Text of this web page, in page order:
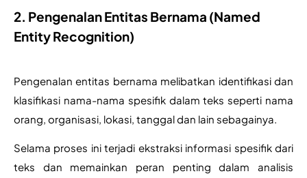
2. Pengenalan Entitas Bernama (Named
Entity Recognition)
Pengenalan entitas bernama melibatkan identifikasi dan
klasifikasi nama-nama spesifik dalam teks seperti nama
orang, organisasi, lokasi, tanggal dan lain sebagainya.
Selama proses ini terjadi ekstraksi informasi spesifik dari
teks dan memainkan peran penting dalam analisis